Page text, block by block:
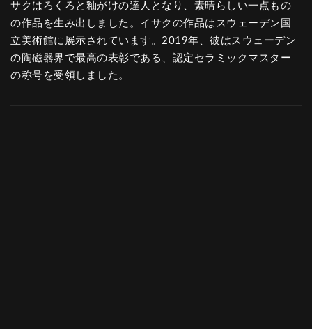
サクはろくろと釉がけの達人となり、素晴らしい一点もの
の作品を生み出しました。イサクの作品はスウェーデン国
立美術館に展示されています。2019年、彼はスウェーデン
の陶磁器界で最高の表彰である、認定セラミックマスター
の称号を受領しました。